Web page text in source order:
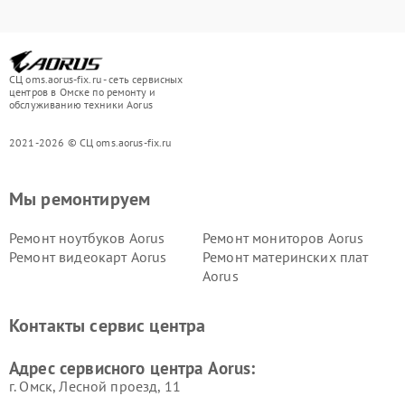
СЦ oms.aorus-fix.ru - сеть сервисных
центров в Омске по ремонту и
обслуживанию техники Aorus
2021-2026 © СЦ oms.aorus-fix.ru
Мы ремонтируем
Ремонт ноутбуков Aorus
Ремонт мониторов Aorus
Ремонт видеокарт Aorus
Ремонт материнских плат
Aorus
Контакты сервис центра
Адрес сервисного центра Aorus:
г. Омск, ​Лесной проезд, 11